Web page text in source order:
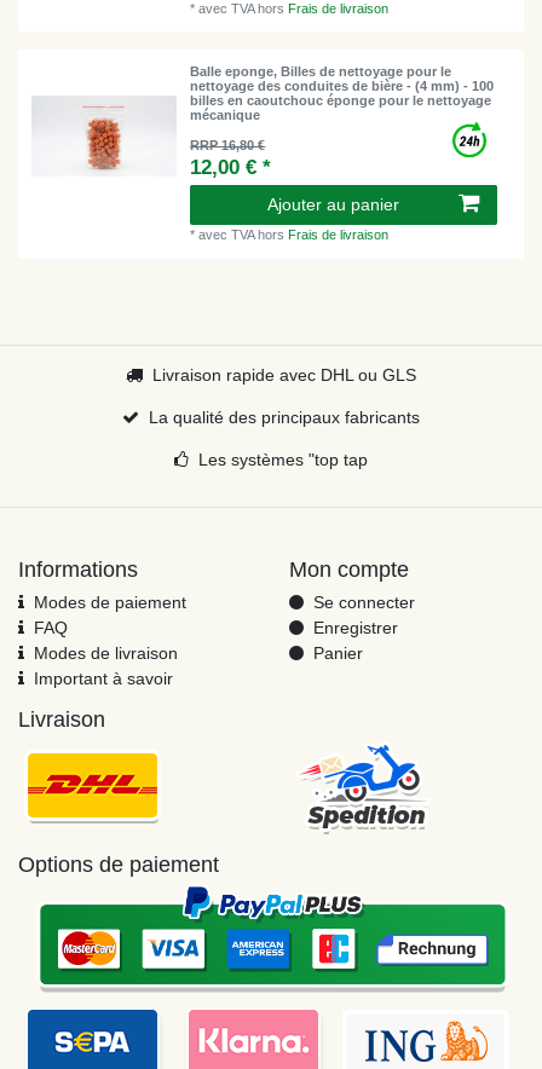
*avec TVAhors Frais de livraison
Balle eponge, Billes de nettoyage pour le
nettoyage des conduites de bière - (4 mm) - 100
billes en caoutchouc éponge pour le nettoyage
mécanique
RRP 16,80 €
12,00 € *
Ajouter au panier
*avec TVAhors Frais de livraison
Livraison rapide avec DHL ou GLS
La qualité des principaux fabricants
Les systèmes "top tap
Informations
Modes de paiement
FAQ
Modes de livraison
Important à savoir
Mon compte
Se connecter
Enregistrer
Panier
Livraison
Options de paiement